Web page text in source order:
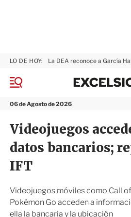
M
n
06 de Agosto de 2026
LO DE HOY: La DEA reconoce a García
Videojuegos
datos bancarios;
IFT
Videojuegos móviles como Call
Pokémon Go acceden a
ella la bancaria y la ubicación